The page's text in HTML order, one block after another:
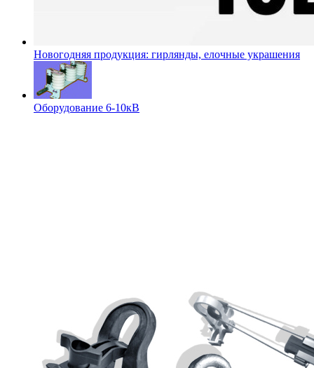
Новогодняя продукция: гирлянды, елочные украшения
Оборудование 6-10кВ